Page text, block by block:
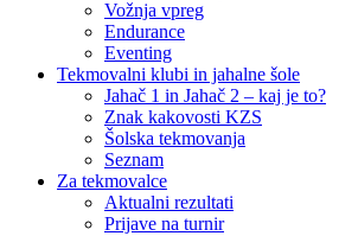
Vožnja vpreg
Endurance
Eventing
Tekmovalni klubi in jahalne šole
Jahač 1 in Jahač 2 – kaj je to?
Znak kakovosti KZS
Šolska tekmovanja
Seznam
Za tekmovalce
Aktualni rezultati
Prijave na turnir